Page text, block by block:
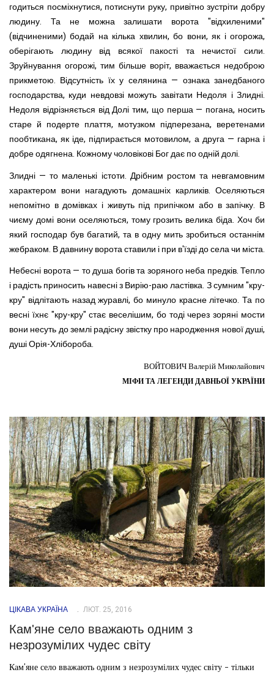
годиться посміхнутися, потиснути руку, привітно зустріти добру
людину. Та не можна залишати ворота "відхиленими"
(відчиненими) бодай на кілька хвилин, бо вони, як і огорожа,
оберігають людину від всякої пакості та нечистої сили.
Зруйнування огорожі, тим більше воріт, вважається недоброю
прикметою. Відсутність їх у селянина — ознака занедбаного
господарства, куди невдовзі можуть завітати Недоля і Злидні.
Недоля відрізняється від Долі тим, що перша — погана, носить
старе й подерте плаття, мотузком підперезана, веретенами
пообтикана, як іде, підпирається мотовилом, а друга — гарна і
добре одягнена. Кожному чоловікові Бог дає по одній долі.
Злидні — то маленькі істоти. Дрібним ростом та невгамовним
характером вони нагадують домашніх карликів. Оселяються
непомітно в домівках і живуть під припічком або в запічку. В
чиєму домі вони оселяються, тому грозить велика біда. Хоч би
який господар був багатий, та в одну мить зробиться останнім
жебраком. В давнину ворота ставили і при в'їзді до села чи міста.
Небесні ворота — то душа богів та зоряного неба предків. Тепло
і радість приносить навесні з Вирію-раю ластівка. З сумним "кру-
кру" відлітають назад журавлі, бо минуло красне літечко. Та по
весні їхнє "кру-кру" стає веселішим, бо тоді через зоряні мости
вони несуть до землі радісну звістку про народження нової душі,
душі Орія-Хлібороба.
ВОЙТОВИЧ Валерій Миколайович
МІФИ ТА ЛЕГЕНДИ ДАВНЬОЇ УКРАЇНИ
ЦІКАВА УКРАЇНА ЛЮТ. 25, 2016
Кам'яне село вважають одним з
незрозумілих чудес світу
Кам'яне село вважають одним з незрозумілих чудес світу - тільки